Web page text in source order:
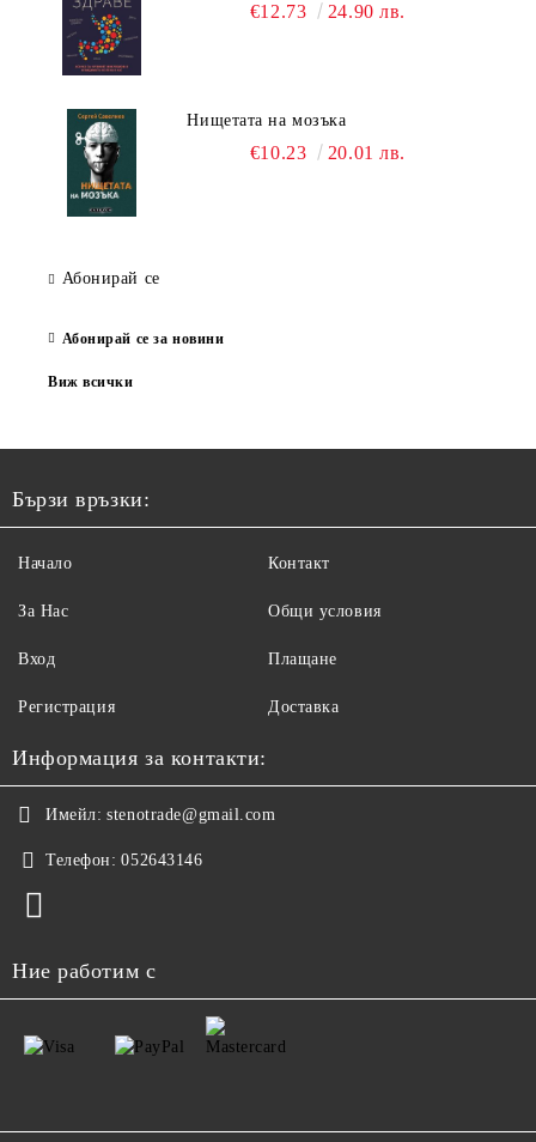
€12.73 24.90 лв.
Нищетата на мозъка
€10.23 20.01 лв.
Абонирай се
Абонирай се за новини
Виж всички
Бързи връзки:
Начало
За Нас
Вход
Регистрация
Контакт
Общи условия
Плащане
Доставка
Информация за контакти:
Имейл: stenotrade@gmail.com
Телефон: 052643146
Ние работим с